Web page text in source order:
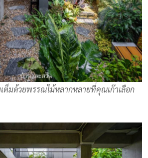
ต็มด้วยพรรณไม้หลากหลายที่คุณเก๊าเลือก